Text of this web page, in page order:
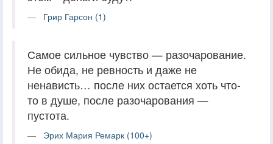
Грир Гарсон (1)
Самое сильное чувство — разочарование.
Не обида, не ревность и даже не
ненависть… после них остается хоть что-
то в душе, после разочарования —
пустота.
Эрих Мария Ремарк (100+)